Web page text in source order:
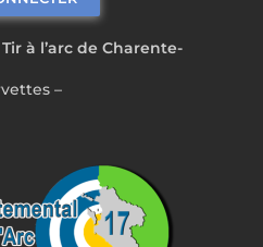
à l’arc de Charente-
–